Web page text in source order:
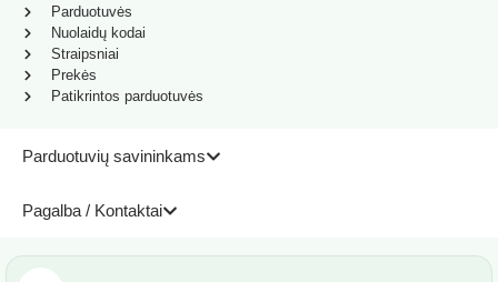
Parduotuvių savininkams
Pagalba / Kontaktai
Parduotuvės
Nuolaidų kodai
Straipsniai
Prekės
Patikrintos parduotuvės